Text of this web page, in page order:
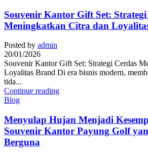
Souvenir Kantor Gift Set: Strategi
Meningkatkan Citra dan
Posted by admin
20/01/2026
Souvenir Kantor Gift Set: Strategi Cerdas
Loyalitas Brand Di era bisnis modern,
tida...
Continue reading
Blog
Menyulap Hujan Menjadi
Souvenir Kantor Payung Golf
Berguna